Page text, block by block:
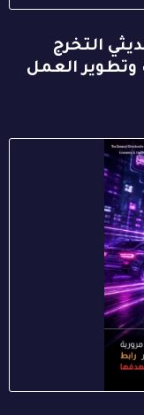
التخرج
وتطوير العمل